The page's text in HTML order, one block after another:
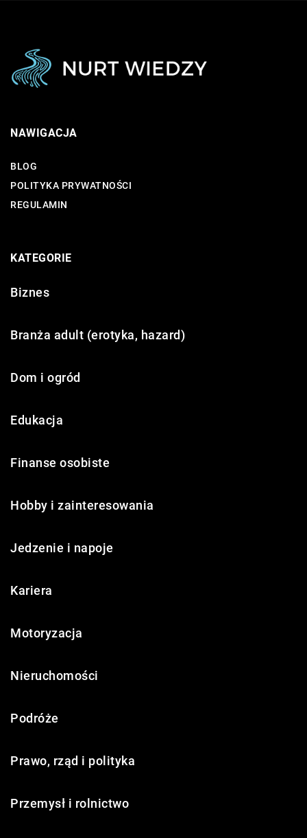
NAWIGACJA
BLOG
POLITYKA PRYWATNOŚCI
REGULAMIN
KATEGORIE
Biznes
Branża adult (erotyka, hazard)
Dom i ogród
Edukacja
Finanse osobiste
Hobby i zainteresowania
Jedzenie i napoje
Kariera
Motoryzacja
Nieruchomości
Podróże
Prawo, rząd i polityka
Przemysł i rolnictwo